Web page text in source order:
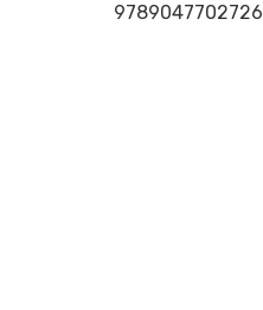
9789047702726